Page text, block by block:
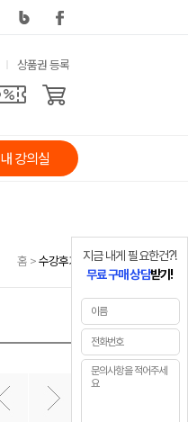
상품권 등록
내 강의실
홈 >수강후기
지금 내게 필요한건?!
무료 구매 상담받기!